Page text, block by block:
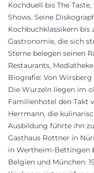
Kochduell bis The
Shows. Seine
Kochbuchklassikern
Gastronomie, die sich
Sterne belegen seinen
Restaurants,
Biografie: Von
Die Wurzeln liegen im
Familienhotel den Takt
Herrmann, die
Ausbildung führte ihn
Gasthaus Rottner in
in Wertheim-Bettingen
Belgien und München.